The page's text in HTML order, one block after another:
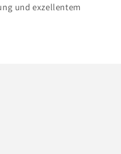
und exzellentem